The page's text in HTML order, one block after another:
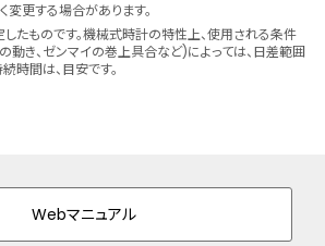
めっき(イエローゴールド色・ウォームゴー
ルド色)
更する場合があります。
たものです。機械式時計の特性上、使用される条件
動き、ゼンマイの巻上具合など)によっては、日差範囲
時間は、目安です。
Webマニュアル